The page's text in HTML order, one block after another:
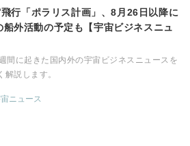
行「ポラリス計画」、8月26日以降に
外活動の予定も【宇宙ビジネスニュ
間に起きた国内外の宇宙ビジネスニュースを
説します。
ニュース